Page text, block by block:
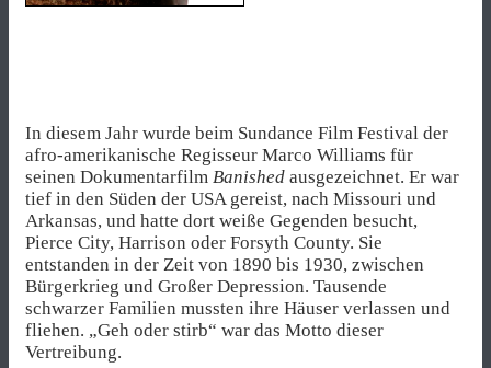
In diesem Jahr wurde beim Sundance Film Festival der
afro-amerikanische Regisseur Marco Williams für
seinen Dokumentarfilm Banished ausgezeichnet. Er war
tief in den Süden der USA gereist, nach Missouri und
Arkansas, und hatte dort weiße Gegenden besucht,
Pierce City, Harrison oder Forsyth County. Sie
entstanden in der Zeit von 1890 bis 1930, zwischen
Bürgerkrieg und Großer Depression. Tausende
schwarzer Familien mussten ihre Häuser verlassen und
fliehen. „Geh oder stirb“ war das Motto dieser
Vertreibung.